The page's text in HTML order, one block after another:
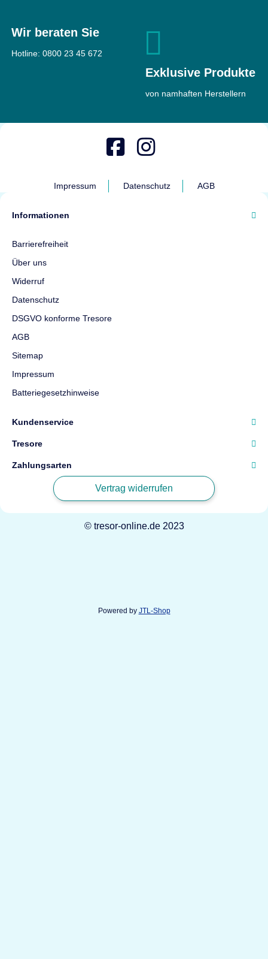
Wir beraten Sie
Hotline: 0800 23 45 672
Exklusive Produkte
von namhaften Herstellern
Impressum Datenschutz AGB
Informationen
Barrierefreiheit
Über uns
Widerruf
Datenschutz
DSGVO konforme Tresore
AGB
Sitemap
Impressum
Batteriegesetzhinweise
Kundenservice
Tresore
Zahlungsarten
Vertrag widerrufen
© tresor-online.de 2023
Powered by JTL-Shop